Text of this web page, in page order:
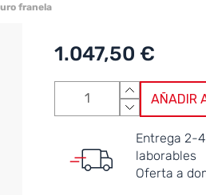
franela
1.047,50 €
AÑADIR
Entrega 2-
laborables
Oferta a